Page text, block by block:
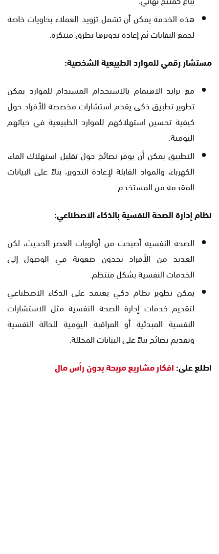
هذه الخدمة يمكن أن تشمل تزويد العملاء بحاويات خاصة
لجمع النفايات ثم إعادة تدويرها بطرق مبتكرة.
مستشار رقمي للموارد الطبيعية الشخصية:
مع تزايد الاهتمام بالاستخدام المستدام للموارد يمكن
تطوير تطبيق ذكي يقدم استشارات مخصصة للأفراد حول
كيفية تحسين استهلاكهم للموارد الطبيعية في حياتهم
اليومية.
التطبيق يمكن أن يوفر نصائح حول تقليل استهلاك الماء،
الكهرباء، والمواد القابلة لإعادة التدوير، بناءً على البيانات
المقدمة من المستخدم.
نظام إدارة الصحة النفسية بالذكاء الاصطناعي:
الصحة النفسية أصبحت من أولويات العصر الحديث، لكن
العديد من الأفراد يجدون صعوبة في الوصول إلى
الخدمات النفسية بشكل منتظم.
يمكن تطوير نظام ذكي يعتمد على الذكاء الاصطناعي
لتقديم خدمات إدارة الصحة النفسية مثل الاستشارات
النفسية المبدئية أو المراقبة اليومية للحالة النفسية
وتقديم نصائح بناءً على البيانات المحللة.
اطلع على:افكار مشاريع مربحة بدون رأس مال